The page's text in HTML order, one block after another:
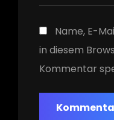
Name, E-
in diesem
Kommentar